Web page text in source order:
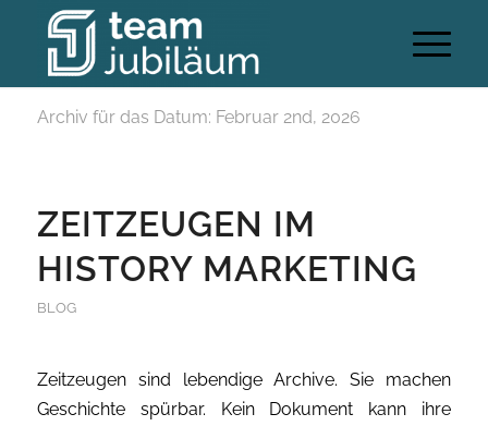
Archiv für das Datum: Februar 2nd, 2026
ZEITZEUGEN IM
HISTORY MARKETING
BLOG
Zeitzeugen sind lebendige Archive. Sie machen
Geschichte spürbar. Kein Dokument kann ihre